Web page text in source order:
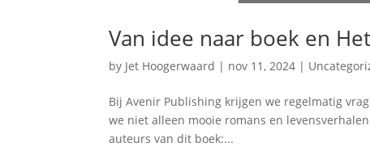
Van idee naar boek en
by Jet Hoogerwaard | nov 11, 2024 |
Bij Avenir Publishing krijgen we regelmatig
we niet alleen mooie romans en
auteurs van dit boek:...